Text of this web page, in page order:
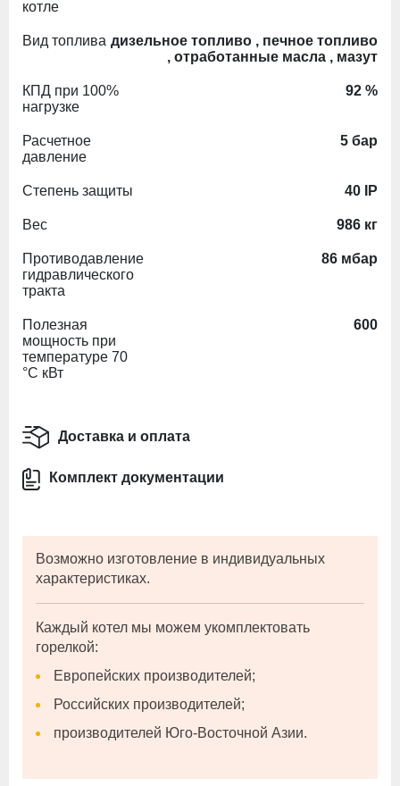
котле
Вид топлива дизельное топливо , печное топливо
, отработанные масла , мазут
КПД при 100%
нагрузке
92 %
Расчетное
давление
5 бар
Степень защиты 40 IP
Вес 986 кг
Противодавление
гидравлического
тракта
86 мбар
Полезная
мощность при
температуре 70
°C кВт
600
Доставка и оплата
Комплект документации
Возможно изготовление в индивидуальных
характеристиках.
Каждый котел мы можем укомплектовать
горелкой:
Европейских производителей;
Российских производителей;
производителей Юго-Восточной Азии.